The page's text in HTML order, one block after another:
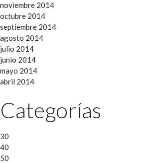
noviembre 2014
octubre 2014
septiembre 2014
agosto 2014
julio 2014
junio 2014
mayo 2014
abril 2014
Categorías
30
40
50